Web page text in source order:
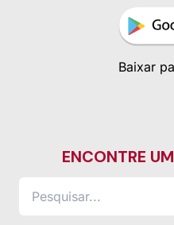
Baixar
ENCONTRE